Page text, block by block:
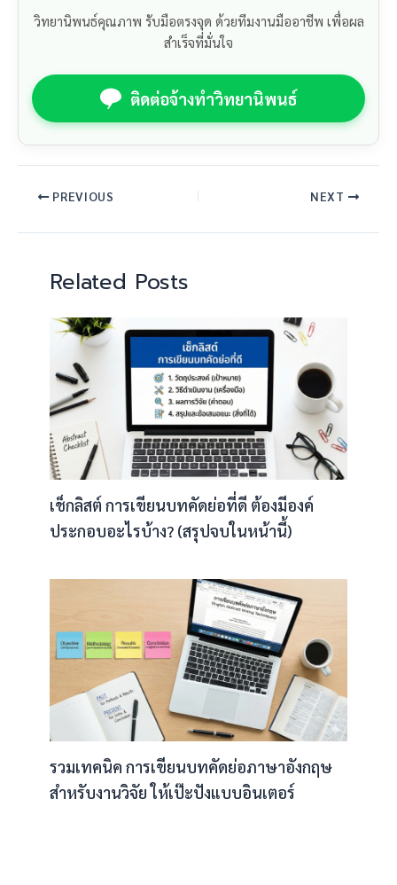
วิทยานิพนธ์คุณภาพ รับมือตรงจุด ด้วยทีมงานมืออาชีพ เพื่อผล
สำเร็จที่มั่นใจ
ติดต่อจ้างทำวิทยานิพนธ์
PREVIOUS NEXT
Related Posts
เช็กลิสต์ การเขียนบทคัดย่อที่ดี ต้องมีองค์
ประกอบอะไรบ้าง? (สรุปจบในหน้านี้)
รวมเทคนิค การเขียนบทคัดย่อภาษาอังกฤษ
สำหรับงานวิจัย ให้เป๊ะปังแบบอินเตอร์